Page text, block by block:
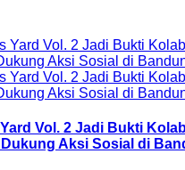
Vol. 2 Jadi Bukti
Aksi Sosial di